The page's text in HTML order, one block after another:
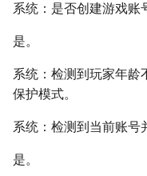
系统：是否创建游戏账
是。
系统：检测到玩家年龄
保护模式。
系统：检测到当前账号
是。